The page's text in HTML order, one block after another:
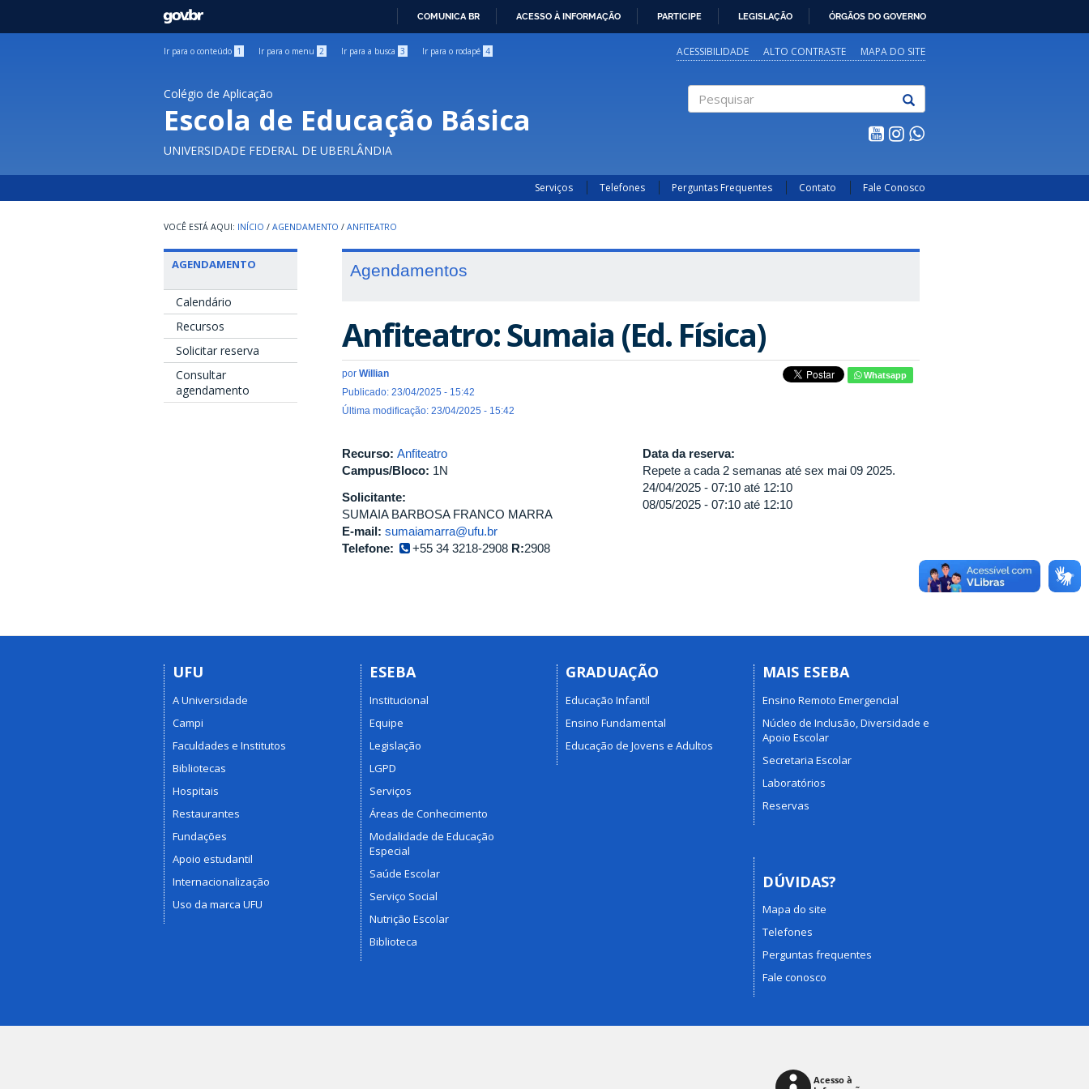
GOVBR
COMUNICA BR ACESSO À INFORMAÇÃO PARTICIPE LEGISLAÇÃO ÓRGÃOS DO GOVERNO
Ir para o conteúdo 1 Ir para o menu 2 Ir para a busca 3 Ir para o rodapé 4 ACESSIBILIDADE ALTO CONTRASTE MAPA DO SITE
Colégio de Aplicação
Escola de Educação Básica
UNIVERSIDADE FEDERAL DE UBERLÂNDIA
Serviços Telefones Perguntas Frequentes Contato Fale Conosco
INÍCIO / AGENDAMENTO / ANFITEATRO
AGENDAMENTO
Calendário
Recursos
Solicitar reserva
Consultar
agendamento
Agendamentos
Anfiteatro: Sumaia (Ed. Física)
por Willian
Publicado: 23/04/2025 - 15:42
Última modificação: 23/04/2025 - 15:42
Whatsapp
Recurso: Anfiteatro
Campus/Bloco: 1N
Solicitante:
SUMAIA BARBOSA FRANCO MARRA
E-mail: sumaiamarra@ufu.br
Telefone:
+55 34 3218-2908 R:2908
Data da reserva:
Repete a cada 2 semanas até sex mai 09 2025.
24/04/2025 -07:10 até 12:10
08/05/2025 -07:10 até 12:10
UFU
A Universidade
Campi
Faculdades e Institutos
Bibliotecas
Hospitais
Restaurantes
Fundações
Apoio estudantil
Internacionalização
Uso da marca UFU
ESEBA
Institucional
Equipe
Legislação
LGPD
Serviços
Áreas de Conhecimento
Modalidade de Educação
Especial
Saúde Escolar
Serviço Social
Nutrição Escolar
Biblioteca
GRADUAÇÃO
Educação Infantil
Ensino Fundamental
Educação de Jovens e Adultos
MAIS ESEBA
Ensino Remoto Emergencial
Núcleo de Inclusão, Diversidade e
Apoio Escolar
Secretaria Escolar
Laboratórios
Reservas
DÚVIDAS?
Mapa do site
Telefones
Perguntas frequentes
Fale conosco